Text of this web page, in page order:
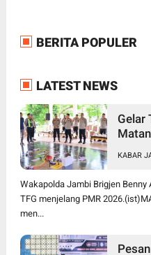
BERITA POPULER
LATEST NEWS
Gelar
KABAR
Wakapolda Jambi Brigjen
TFG menjelang PMR
men...